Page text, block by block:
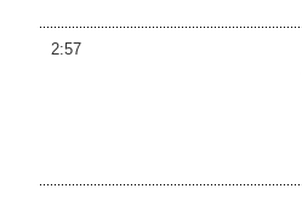
2:57